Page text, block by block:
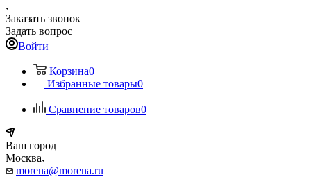
Заказать звонок
Задать вопрос
Войти
Корзина0
Избранные товары0
Сравнение товаров0
Ваш город
Москва
morena@morena.ru